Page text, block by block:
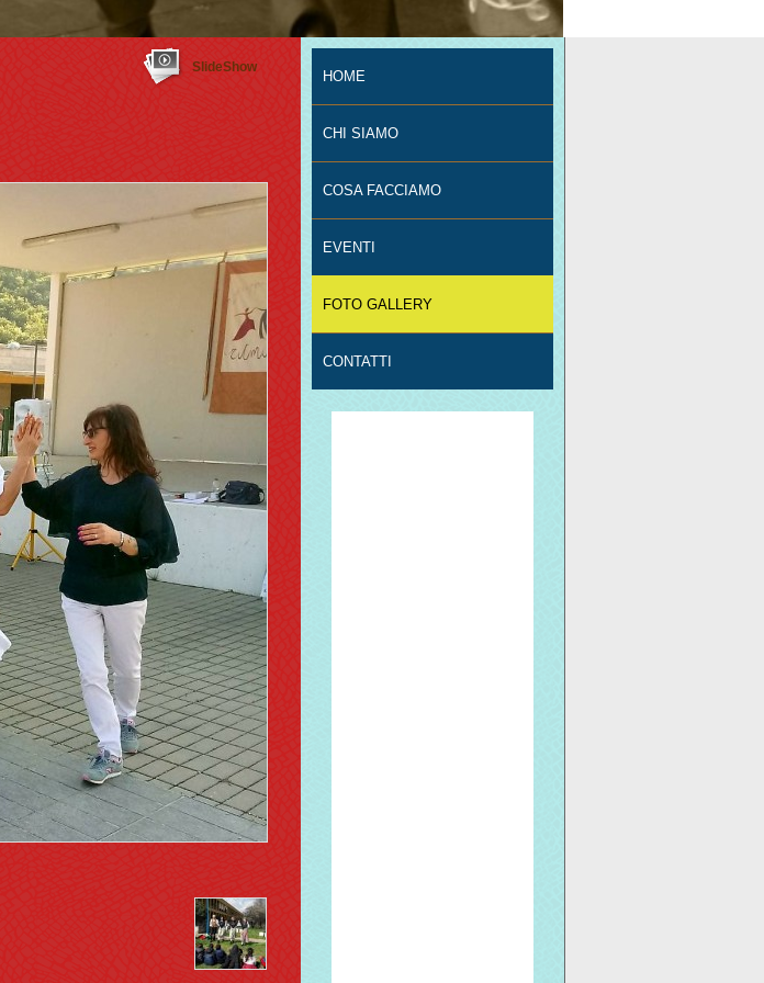
SlideShow
HOME
CHI SIAMO
COSA FACCIAMO
EVENTI
FOTO GALLERY
CONTATTI